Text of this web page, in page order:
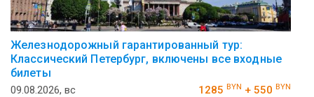
Железнодорожный гарантированный тур:
Классический Петербург, включены все входные
билеты
09.08.2026, вс 1285 BYN + 550 BYN